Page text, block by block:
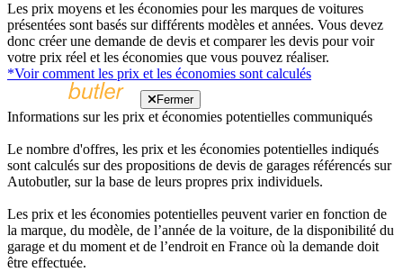
Les prix moyens et les économies pour les marques de voitures
présentées sont basés sur différents modèles et années. Vous devez
donc créer une demande de devis et comparer les devis pour voir
votre prix réel et les économies que vous pouvez réaliser.
*Voir comment les prix et les économies sont calculés
Fermer
Informations sur les prix et économies potentielles communiqués
Le nombre d'offres, les prix et les économies potentielles indiqués
sont calculés sur des propositions de devis de garages référencés sur
Autobutler, sur la base de leurs propres prix individuels.
Les prix et les économies potentielles peuvent varier en fonction de
la marque, du modèle, de l’année de la voiture, de la disponibilité du
garage et du moment et de l’endroit en France où la demande doit
être effectuée.